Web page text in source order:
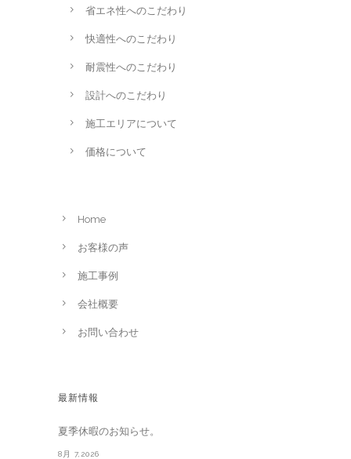
省エネ性へのこだわり
快適性へのこだわり
耐震性へのこだわり
設計へのこだわり
施工エリアについて
価格について
Home
お客様の声
施工事例
会社概要
お問い合わせ
最新情報
夏季休暇のお知らせ。
8月 7,2026